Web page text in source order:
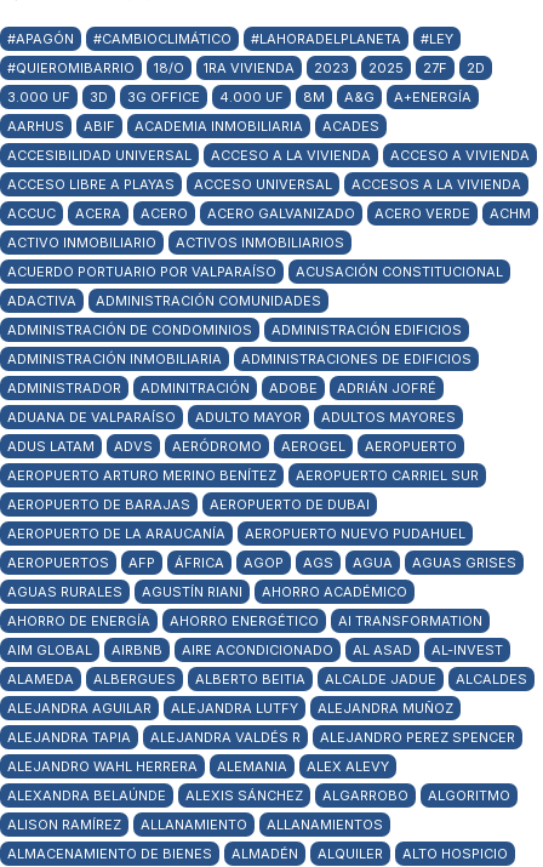
#APAGÓN #CAMBIOCLIMÁTICO #LAHORADELPLANETA
#LEY
#QUIEROMIBARRIO
18/O 1RA VIVIENDA 2023 2025 27F
2D
3.000 UF
3D 3G OFFICE 4.000 UF 8M A&G
A+ENERGÍA
AARHUS
ABIF ACADEMIA INMOBILIARIA
ACADES
ACCESIBILIDAD UNIVERSAL
ACCESO A LA VIVIENDA
ACCESO A VIVIENDA
ACCESO LIBRE A PLAYAS
ACCESO UNIVERSAL
ACCESOS A LA VIVIENDA
ACCUC
ACERA ACERO ACERO GALVANIZADO ACERO VERDE
ACHM
ACTIVO INMOBILIARIO
ACTIVOS INMOBILIARIOS
ACUERDO PORTUARIO POR VALPARAÍSO
ACUSACIÓN CONSTITUCIONAL
ADACTIVA
ADMINISTRACIÓN COMUNIDADES
ADMINISTRACIÓN DE CONDOMINIOS
ADMINISTRACIÓN EDIFICIOS
ADMINISTRACIÓN INMOBILIARIA
ADMINISTRACIONES DE EDIFICIOS
ADMINISTRADOR
ADMINITRACIÓN ADOBE
ADRIÁN JOFRÉ
ADUANA DE VALPARAÍSO
ADULTO MAYOR
ADULTOS MAYORES
ADUS LATAM
ADVS AERÓDROMO AEROGEL
AEROPUERTO
AEROPUERTO ARTURO MERINO BENÍTEZ
AEROPUERTO CARRIEL SUR
AEROPUERTO DE BARAJAS
AEROPUERTO DE DUBAI
AEROPUERTO DE LA ARAUCANÍA
AEROPUERTO NUEVO PUDAHUEL
AEROPUERTOS
AFP ÁFRICA AGOP AGS AGUA
AGUAS GRISES
AGUAS RURALES
AGUSTÍN RIANI
AHORRO ACADÉMICO
AHORRO DE ENERGÍA
AHORRO ENERGÉTICO
AI TRANSFORMATION
AIM GLOBAL
AIRBNB AIRE ACONDICIONADO AL ASAD
AL-INVEST
ALAMEDA
ALBERGUES ALBERTO BEITIA ALCALDE JADUE
ALCALDES
ALEJANDRA AGUILAR
ALEJANDRA LUTFY
ALEJANDRA MUÑOZ
ALEJANDRA TAPIA
ALEJANDRA VALDÉS R
ALEJANDRO PEREZ SPENCER
ALEJANDRO WAHL HERRERA
ALEMANIA
ALEX ALEVY
ALEXANDRA BELAÚNDE
ALEXIS SÁNCHEZ ALGARROBO
ALGORITMO
ALISON RAMÍREZ
ALLANAMIENTO
ALLANAMIENTOS
ALMACENAMIENTO DE BIENES
ALMADÉN ALQUILER ALTO HOSPICIO